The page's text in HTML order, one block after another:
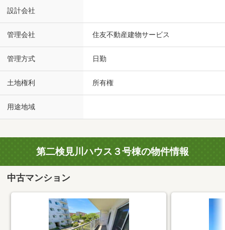
設計会社
管理会社 住友不動産建物サービス
管理方式 日勤
土地権利 所有権
用途地域
第二検見川ハウス３号棟の物件情報
中古マンション